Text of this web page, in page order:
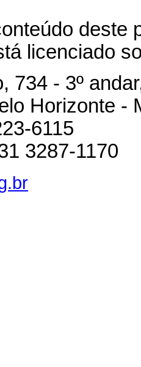
deste
licenciado
734 - 3º
Horizonte -
6115
3287-1170